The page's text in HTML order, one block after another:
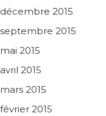
décembre 2015
septembre 2015
mai 2015
avril 2015
mars 2015
février 2015